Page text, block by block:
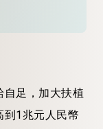
自足，加大扶植
到1兆元人民幣